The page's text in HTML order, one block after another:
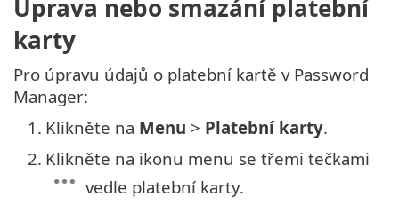
Úprava nebo smazání platební
karty
Pro úpravu údajů o platební kartě v Password
Manager:
1. Klikněte na Menu > Platební karty.
2. Klikněte na ikonu menu se třemi tečkami
vedle platební karty.